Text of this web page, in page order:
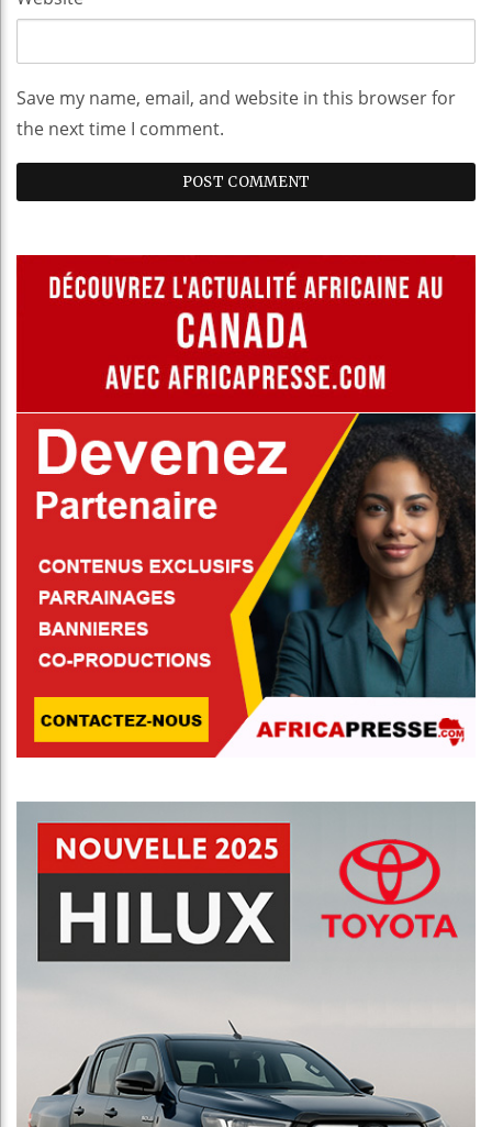
Save my name, email, and website in this browser for
the next time I comment.